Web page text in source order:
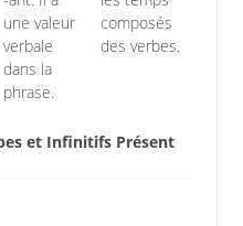
une valeur
verbale
dans la
phrase.
composés
des verbes.
et Infinitifs Présent